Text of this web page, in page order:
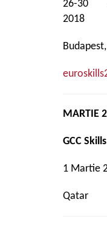
26-30
2018
MARTIE
GCC Skills
1 Martie
Qatar